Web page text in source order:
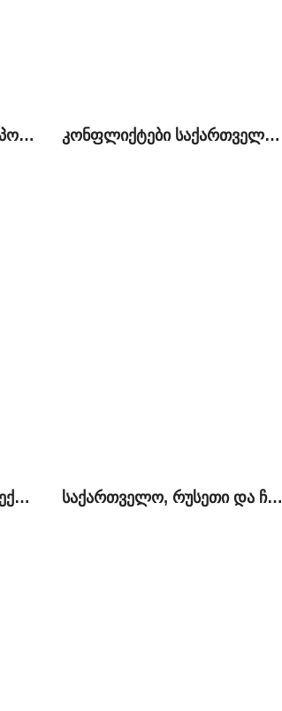
რუსეთის ქართული დიასპორა და ქართულ-რუსული ურთიერთობები კონფლიქტები საქართველოში: მიმდინარე ეტაპის თავისებურებები და ამოცანები
უკრაინის კრიზისის კონტექსტუალიზაცია ქართულ პოლიტიკაში საქართველო, რუსეთი და ჩრდილოეთ კავკასია: ოპტიმალური პოლიტიკის ძიებაში